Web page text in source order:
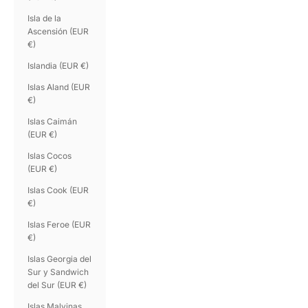
Isla de la
Ascensión (EUR
€)
Islandia (EUR €)
Islas Aland (EUR
€)
Islas Caimán
(EUR €)
Islas Cocos
(EUR €)
Islas Cook (EUR
€)
Islas Feroe (EUR
€)
Islas Georgia del
Sur y Sandwich
del Sur (EUR €)